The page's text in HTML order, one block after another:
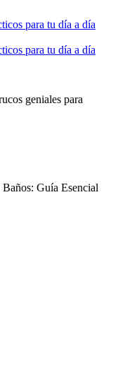
geniales para
Guía Esencial